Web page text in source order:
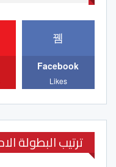
Facebook
Likes
ترتيب البطولة